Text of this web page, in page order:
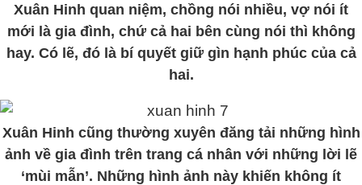
Xuân Hinh quan niệm, chồng nói nhiều, vợ nói ít
mới là gia đình, chứ cả hai bên cùng nói thì không
hay. Có lẽ, đó là bí quyết giữ gìn hạnh phúc của cả
hai.
Xuân Hinh cũng thường xuyên đăng tải những hình
ảnh về gia đình trên trang cá nhân với những lời lẽ
‘mùi mẫn’. Những hình ảnh này khiến không ít